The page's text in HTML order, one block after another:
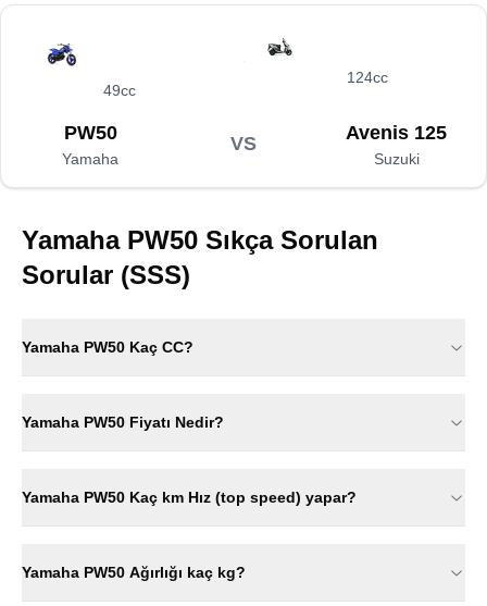
49cc
124cc
PW50
Yamaha
VS
Avenis 125
Suzuki
Yamaha PW50 Sıkça Sorulan
Sorular (SSS)
Yamaha PW50 Kaç CC?
Yamaha PW50 Fiyatı Nedir?
Yamaha PW50 Kaç km Hız (top speed) yapar?
Yamaha PW50 Ağırlığı kaç kg?